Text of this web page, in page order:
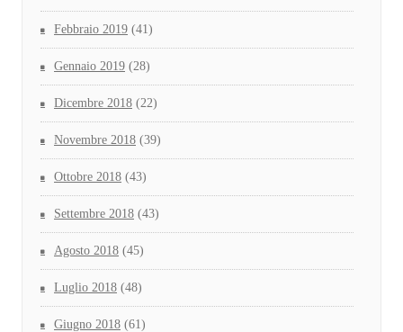
Febbraio 2019 (41)
Gennaio 2019 (28)
Dicembre 2018 (22)
Novembre 2018 (39)
Ottobre 2018 (43)
Settembre 2018 (43)
Agosto 2018 (45)
Luglio 2018 (48)
Giugno 2018 (61)